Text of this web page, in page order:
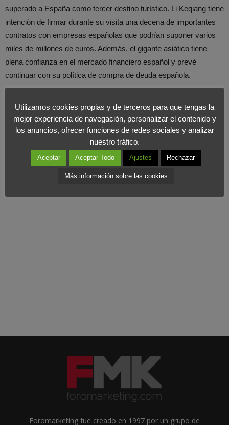
superado a España como tercer destino turístico. Li Keqiang tiene
intención de firmar durante su visita una decena de importantes
contratos con empresas españolas que podrían suponer varios
miles de millones de euros. Además, el gigante asiático tiene
plena confianza en el mercado financiero español y prevé
continuar con su política de compra de deuda española.
Marketing
consideramos que la visita del viceprimer ministro
chino es un gran regalo de Reyes Magos para España. Si todo lo
previsto se cumple, China dará un soplo de aire fresco a la
economía española, que lo necesita más que nunca.
Foromarketing fue creado en 1997 por un grupo de
Utilizamos cookies propias y de terceros para que tengas la
mejor experiencia de navegación, personalizar el contenido y
los anuncios, ofrecer funciones de redes sociales y analizar
nuestro tráfico.
Aceptar Aceptar Todo Ajustes Rechazar
Más información sobre las cookies